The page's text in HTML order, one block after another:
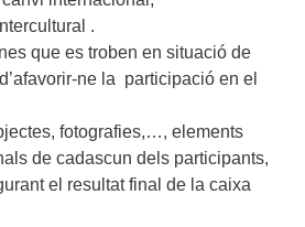
.
que es troben en situació de
ne la participació en el
fotografies,…, elements
de cadascun dels participants,
el resultat final de la caixa